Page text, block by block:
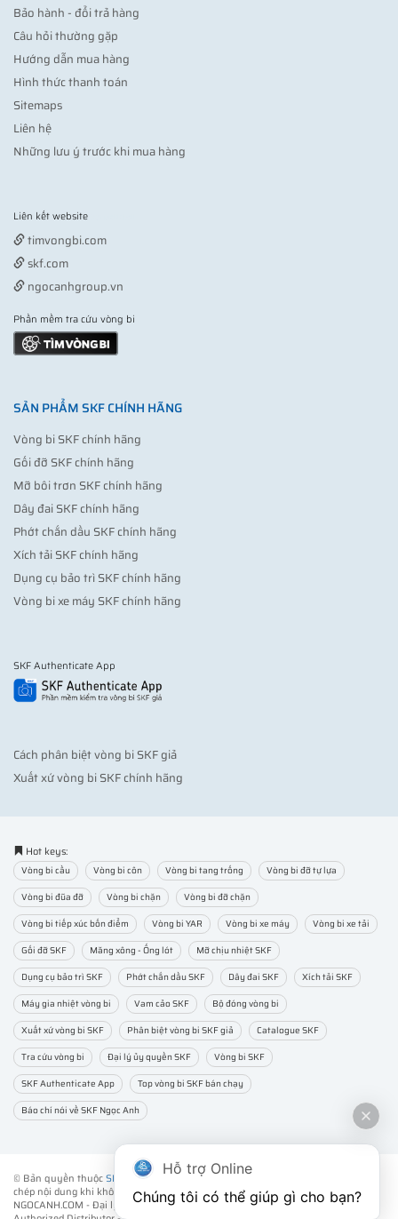
Bảo hành - đổi trả hàng
Câu hỏi thường gặp
Hướng dẫn mua hàng
Hình thức thanh toán
Sitemaps
Liên hệ
Những lưu ý trước khi mua hàng
Liên kết website
timvongbi.com
skf.com
ngocanhgroup.vn
Phần mềm tra cứu vòng bi
SẢN PHẨM SKF CHÍNH HÃNG
Vòng bi SKF chính hãng
Gối đỡ SKF chính hãng
Mỡ bôi trơn SKF chính hãng
Dây đai SKF chính hãng
Phớt chắn dầu SKF chính hãng
Xích tải SKF chính hãng
Dụng cụ bảo trì SKF chính hãng
Vòng bi xe máy SKF chính hãng
SKF Authenticate App
Cách phân biệt vòng bi SKF giả
Xuất xứ vòng bi SKF chính hãng
Hot keys:
Vòng bi cầu Vòng bi côn Vòng bi tang trống
Vòng bi đỡ tự lựa
Vòng bi đũa đỡ
Vòng bi chặn
Vòng bi đỡ chặn
Vòng bi tiếp xúc bốn điểm
Vòng bi YAR Vòng bi xe máy
Vòng bi xe tải
Gối đỡ SKF
Măng xông - Ống lót
Mỡ chịu nhiệt SKF
Dụng cụ bảo trì SKF
Phớt chắn dầu SKF Dây đai SKF
Xích tải SKF
Máy gia nhiệt vòng bi
Vam cảo SKF
Bộ đóng vòng bi
Xuất xứ vòng bi SKF
Phân biệt vòng bi SKF giả
Catalogue SKF
Tra cứu vòng bi
Đại lý ủy quyền SKF
Vòng bi SKF
SKF Authenticate App
Top vòng bi SKF bán chạy
Báo chí nói về SKF Ngọc Anh
© Bản quyền thuộcSKF NGỌC ANH. ® All rights reserved - Vui lòng không sao
chép nội dung khi không được sự đồng ý của chúng tôi.
NGOCANH.COM - Đại lý ủy quyền vòng bi bạc đạn SKF chính hãng -SKF
Hỗ trợ Online
Chúng tôi có thể giúp gì cho bạn?